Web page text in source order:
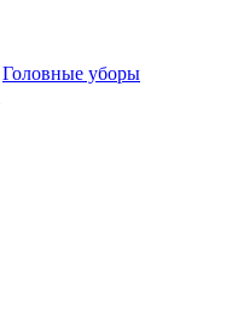
Головные уборы